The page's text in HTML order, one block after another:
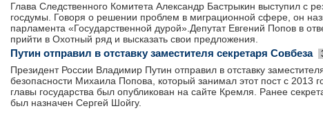
Глава Следственного Комитета Александр Бастрыкин выступил с
госдумы. Говоря о решении проблем в миграционной сфере, он
парламента «Государственной дурой».Депутат Евгений Попов в
прийти в Охотный ряд и высказать свои предложения.
Путин отправил в отставку заместителя секретаря Совбеза
Президент России Владимир Путин отправил в отставку
безопасности Михаила Попова, который занимал этот пост с 2013
главы государства был опубликован на сайте Кремля. Ранее
был назначен Сергей Шойгу.